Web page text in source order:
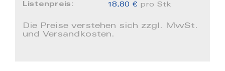
Listenpreis: 18,80 € pro Stk
Die Preise verstehen sich zzgl. MwSt.
und Versandkosten.